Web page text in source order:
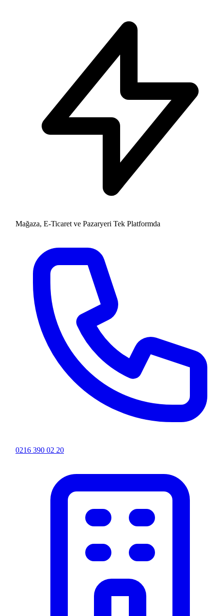
Mağaza, E-Ticaret ve Pazaryeri Tek Platformda
0216 390 02 20